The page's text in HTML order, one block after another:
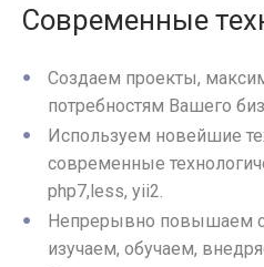
Современные
Создаем проекты,
потребностям Вашего
Используем новейшие
современные
php7,less, yii2.
Непрерывно повышаем
изучаем, обучаем,